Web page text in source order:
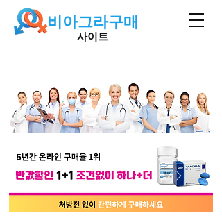
비아그라구매
사이트